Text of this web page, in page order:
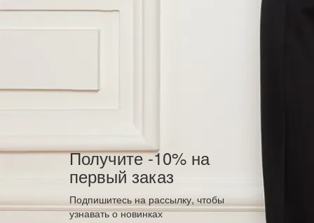
Получите -10% на
первый заказ
Подпишитесь на рассылку, чтобы
узнавать о новинках